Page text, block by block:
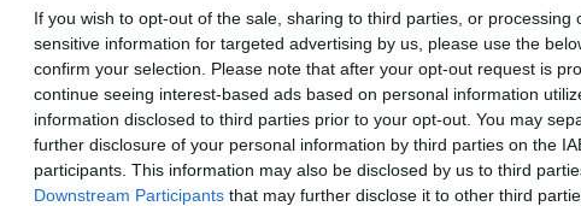
If you wish to opt-out of the sale, sharing to third parties, or processing
sensitive information for targeted advertising by us, please use the
confirm your selection. Please note that after your opt-out request is
continue seeing interest-based ads based on personal information
information disclosed to third parties prior to your opt-out. You may
further disclosure of your personal information by third parties on the
participants. This information may also be disclosed by us to third
Downstream Participants that may further disclose it to other third
MARTEDÌ24 FEBBRAIO 2015ORE
Cave, il compromesso di Rossi sugli
ampliamenti
Il nuovo emendamento prevede la possibilità di aumentare solo del